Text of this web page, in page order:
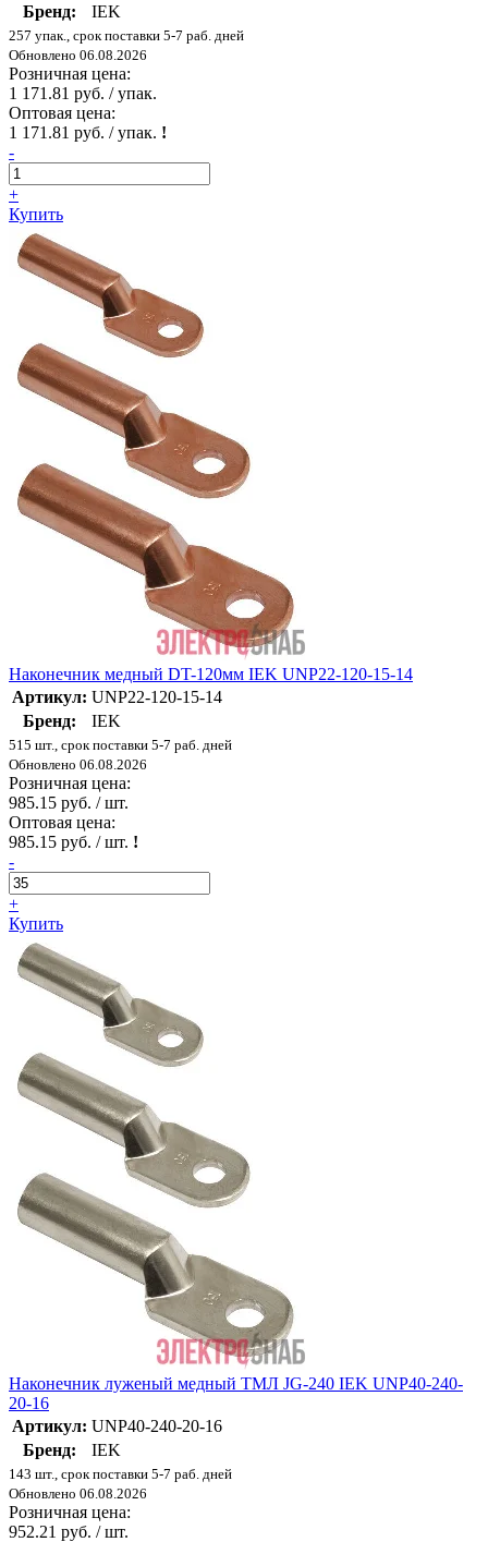
Бренд:
IEK
257 упак., срок поставки 5-7 раб. дней
Обновлено 06.08.2026
Розничная цена:
1 171.81 руб. / упак.
Оптовая цена:
1 171.81 руб. / упак. !
-
+
Купить
Наконечник медный DT-120мм IEK UNP22-120-15-14
Артикул: UNP22-120-15-14
Бренд:
IEK
515 шт., срок поставки 5-7 раб. дней
Обновлено 06.08.2026
Розничная цена:
985.15 руб. / шт.
Оптовая цена:
985.15 руб. / шт. !
-
+
Купить
Наконечник луженый медный ТМЛ JG-240 IEK UNP40-240-
20-16
Артикул: UNP40-240-20-16
Бренд:
IEK
143 шт., срок поставки 5-7 раб. дней
Обновлено 06.08.2026
Розничная цена:
952.21 руб. / шт.